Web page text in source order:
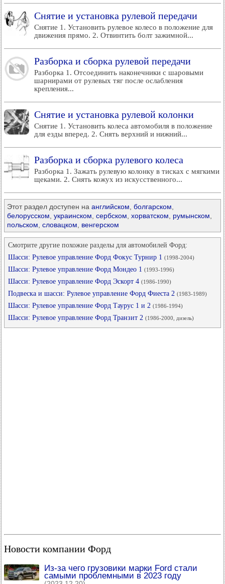
Снятие и установка рулевой передачи
Снятие 1. Установить рулевое колесо в положение для
движения прямо. 2. Отвинтить болт зажимной...
Разборка и сборка рулевой передачи
Разборка 1. Отсоединить наконечники с шаровыми
шарнирами от рулевых тяг после ослабления
крепления...
Снятие и установка рулевой колонки
Снятие 1. Установить колеса автомобиля в положение
для езды вперед. 2. Снять верхний и нижний...
Разборка и сборка рулевого колеса
Разборка 1. Зажать рулевую колонку в тисках с мягкими
щеками. 2. Снять кожух из искусственного...
Этот раздел доступен на английском болгарском
белорусском украинском сербском хорватском румынском
польском словацком венгерском
Смотрите другие похожие разделы для автомобилей Форд:
Шасси: Рулевое управление Форд Фокус Турнир 1 (1998-2004)
Шасси: Рулевое управление Форд Мондео 1 (1993-1996)
Шасси: Рулевое управление Форд Эскорт 4 (1986-1990)
Подвеска и шасси: Рулевое управление Форд Фиеста 2 (1983-1989)
Шасси: Рулевое управление Форд Таурус 1 и 2 (1986-1994)
Шасси: Рулевое управление Форд Транзит 2 (1986-2000, дизель)
Новости компании Форд
Из-за чего грузовики марки Ford стали
самыми проблемными в 2023 году